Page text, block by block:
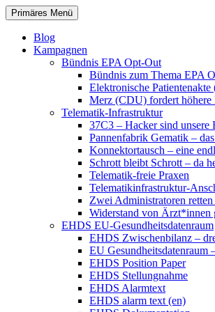
Zum
Inhalt
springen
patientenrechte-
Suchen
Primäres Menü
Blog
Kampagnen
Bündnis EPA Opt-Out
Bündnis zum Thema EPA
Elektronische
Merz (CDU) fordert höhere
Telematik-Infrastruktur
37C3 – Hacker sind unsere
Pannenfabrik Gematik –
Konnektortausch – eine
Schrott bleibt Schrott – da
Telematik-freie Praxen
Telematikinfrastruktur-
Zwei Administratoren
Widerstand von Ärzt*innen
EHDS EU-Gesundheitsdatenraum
EHDS Zwischenbilanz –
EU Gesundheitsdatenraum
EHDS Position Paper
EHDS Stellungnahme
EHDS Alarmtext
EHDS alarm text (en)